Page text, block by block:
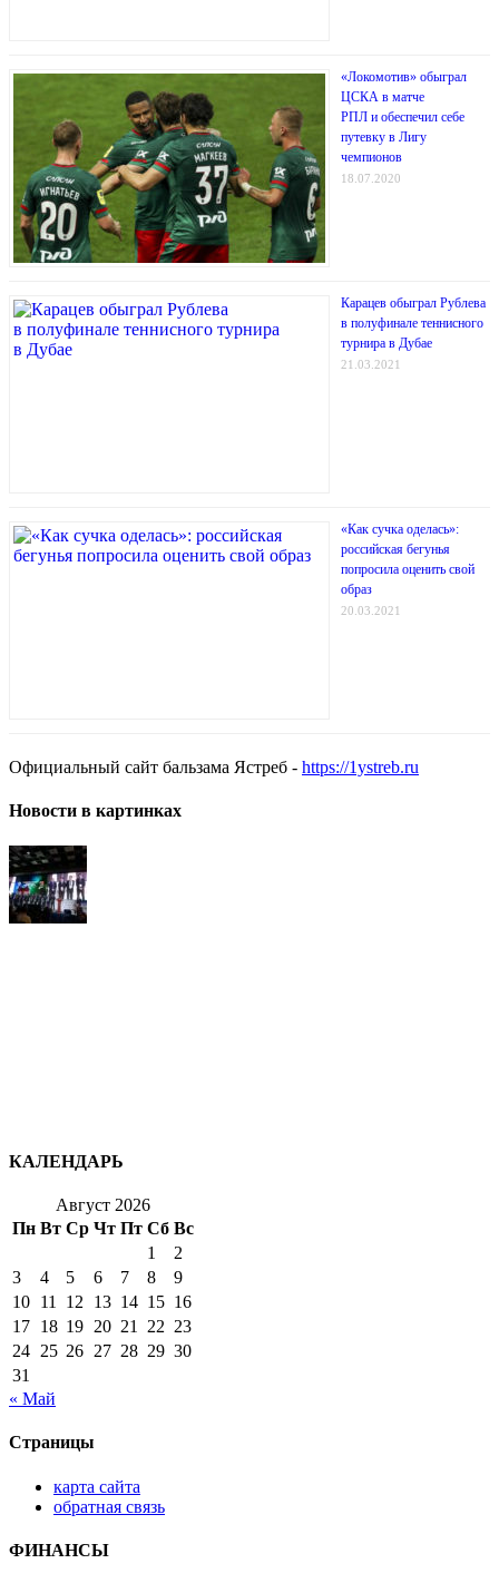
«Локомотив» обыграл
ЦСКА в матче
РПЛ и обеспечил себе
путевку в Лигу
чемпионов
18.07.2020
Карацев обыграл Рублева
в полуфинале теннисного
турнира в Дубае
21.03.2021
«Как сучка оделась»:
российская бегунья
попросила оценить свой
образ
20.03.2021
Официальный сайт бальзама Ястреб - https://1ystreb.ru
Новости в картинках
КАЛЕНДАРЬ
Август 2026
Пн Вт Ср Чт Пт Сб Вс
1
2
3
4 5 6 7 8
9
10 11 12 13 14 15 16
17 18 19 20 21 22 23
24 25 26 27 28 29 30
31
« Май
Страницы
карта сайта
обратная связь
ФИНАНСЫ